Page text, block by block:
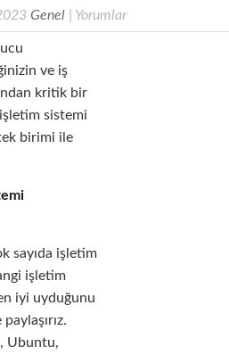
Genel Yorumlar
ve iş
kritik bir
sistemi
birimi ile
sayıda işletim
işletim
iyi uyduğunu
Ubuntu,